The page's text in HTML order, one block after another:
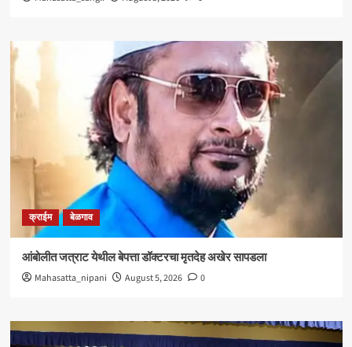
क्राईम बेळगाव
आंबोलीत जत्राट येथील बेपत्ता डॉक्टरचा मृतदेह अखेर सापडला
Mahasatta_nipani August 5, 2026 0